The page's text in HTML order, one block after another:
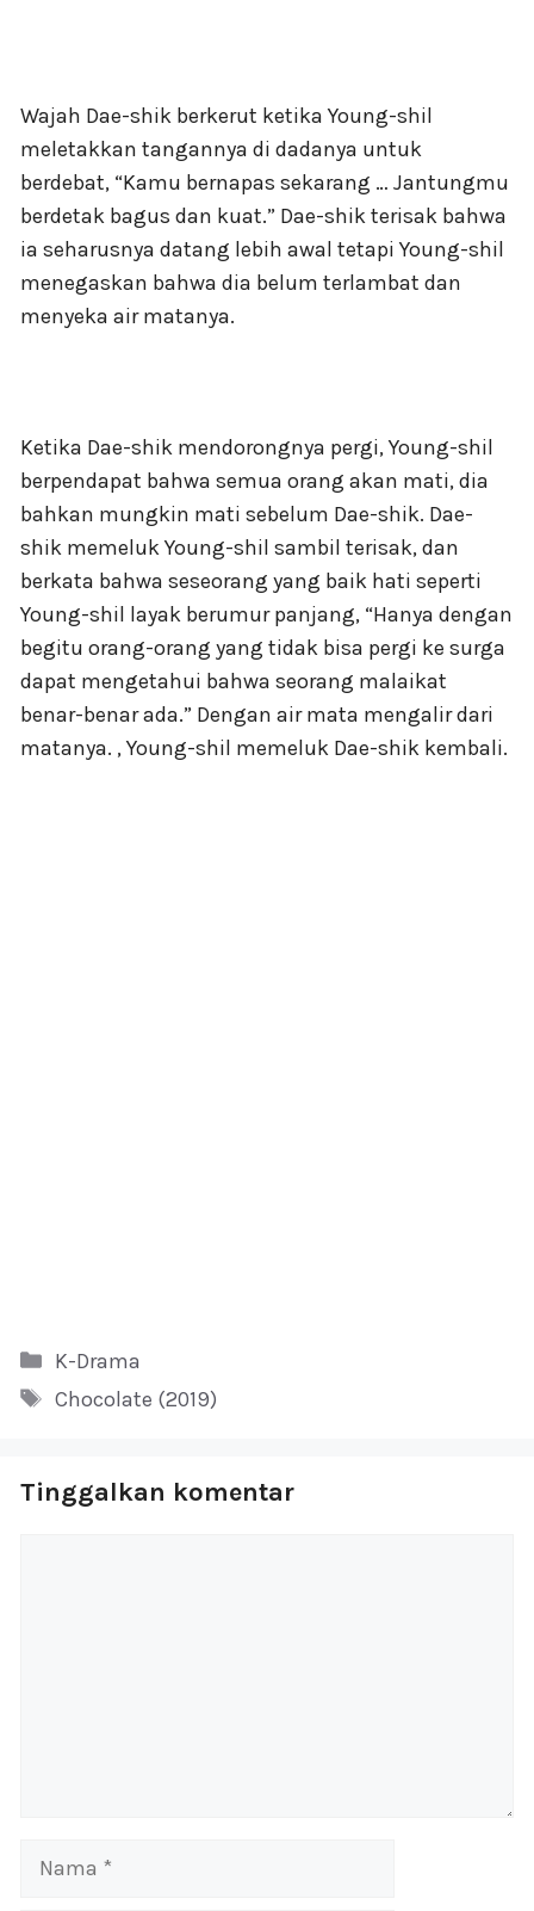
Wajah Dae-shik berkerut ketika Young-shil
meletakkan tangannya di dadanya untuk
berdebat, “Kamu bernapas sekarang … Jantungmu
berdetak bagus dan kuat.” Dae-shik terisak bahwa
ia seharusnya datang lebih awal tetapi Young-shil
menegaskan bahwa dia belum terlambat dan
menyeka air matanya.
Ketika Dae-shik mendorongnya pergi, Young-shil
berpendapat bahwa semua orang akan mati, dia
bahkan mungkin mati sebelum Dae-shik. Dae-
shik memeluk Young-shil sambil terisak, dan
berkata bahwa seseorang yang baik hati seperti
Young-shil layak berumur panjang, “Hanya dengan
begitu orang-orang yang tidak bisa pergi ke surga
dapat mengetahui bahwa seorang malaikat
benar-benar ada.” Dengan air mata mengalir dari
matanya. , Young-shil memeluk Dae-shik kembali.
Kategori
K-Drama
Tag
Chocolate (2019)
Tinggalkan komentar
Nama